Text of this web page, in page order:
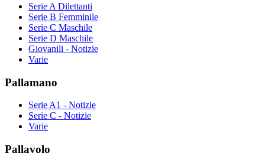
Serie A Dilettanti
Serie B Femminile
Serie C Maschile
Serie D Maschile
Giovanili - Notizie
Varie
Pallamano
Serie A1 - Notizie
Serie C - Notizie
Varie
Pallavolo